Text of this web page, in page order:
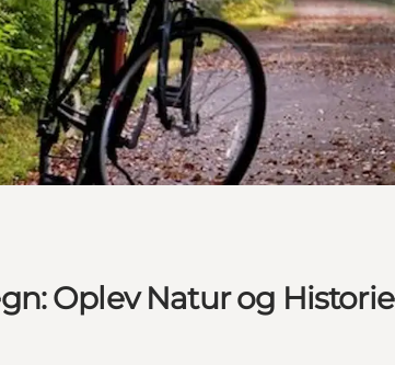
Oplev Natur og Historie